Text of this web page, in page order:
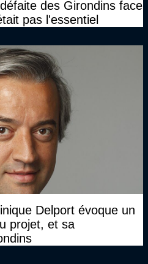
des Girondins face
pas l'essentiel
Delport évoque un
projet, et sa